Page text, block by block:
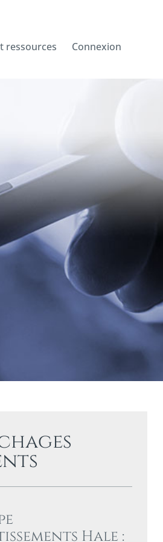
ressources Connexion
Hale :